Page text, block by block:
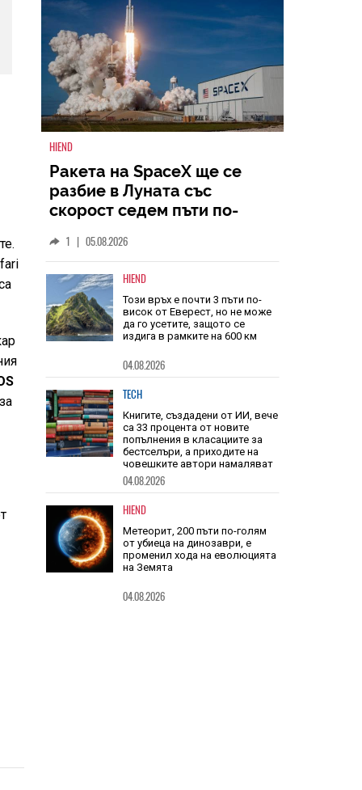
HIEND
Ракета на SpaceX ще се
разбие в Луната със
голяма от скоростта на
звука
| 05.08.2026
HIEND
Този връх е почти 3 пъти по-
да го усетите, защото се
издига в рамките на 600 км
04.08.2026
TECH
Книгите, създадени от ИИ, вече
са 33 процента от новите
попълнения в класациите за
бестселъри, а приходите на
човешките автори намаляват
04.08.2026
HIEND
променил хода на еволюцията